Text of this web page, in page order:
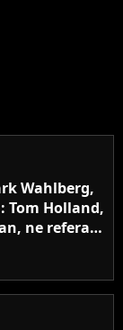
Wahlberg,
Tom Holland,
ne referait